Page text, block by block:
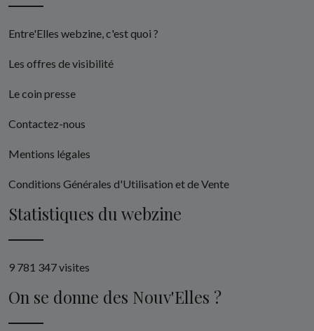
Entre'Elles webzine, c'est quoi ?
Les offres de visibilité
Le coin presse
Contactez-nous
Mentions légales
Conditions Générales d'Utilisation et de Vente
Statistiques du webzine
9 781 347 visites
On se donne des Nouv'Elles ?